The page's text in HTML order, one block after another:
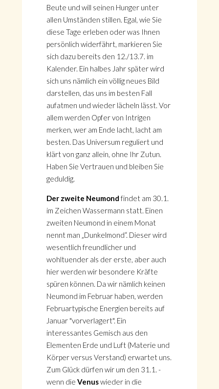
Beute und will seinen Hunger unter
allen Umständen stillen. Egal, wie Sie
diese Tage erleben oder was Ihnen
persönlich widerfährt, markieren Sie
sich dazu bereits den 12./13.7. im
Kalender. Ein halbes Jahr später wird
sich uns nämlich ein völlig neues Bild
darstellen, das uns im besten Fall
aufatmen und wieder lächeln lässt. Vor
allem werden Opfer von Intrigen
merken, wer am Ende lacht, lacht am
besten. Das Universum reguliert und
klärt von ganz allein, ohne Ihr Zutun.
Haben Sie Vertrauen und bleiben Sie
geduldig.
Der zweite Neumond findet am 30.1.
im Zeichen Wassermann statt. Einen
zweiten Neumond in einem Monat
nennt man „Dunkelmond“. Dieser wird
wesentlich freundlicher und
wohltuender als der erste, aber auch
hier werden wir besondere Kräfte
spüren können. Da wir nämlich keinen
Neumond im Februar haben, werden
Februartypische Energien bereits auf
Januar "vorverlagert". Ein
interessantes Gemisch aus den
Elementen Erde und Luft (Materie und
Körper versus Verstand) erwartet uns.
Zum Glück dürfen wir um den 31.1. -
wenn die Venuswieder in die